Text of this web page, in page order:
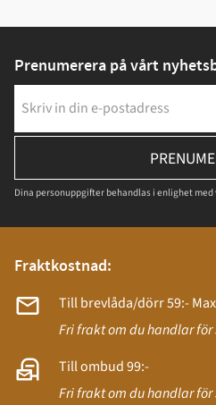
Prenumerera på vårt
Dina personuppgifter behandlas i enlighet med
Fraktkostnad:
Till brevlåda/dörr 59:-
Fri frakt om du handlar för
Till ombud 99:-
Fri frakt om du handlar för